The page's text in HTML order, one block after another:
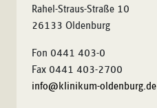
Rahel-Straus-Straße 10
26133 Oldenburg
Fon 0441 403-0
Fax 0441 403-2700
info@klinikum-oldenburg.de